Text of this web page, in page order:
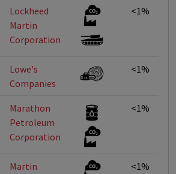
Lockheed
Martin
Corporation
<1%
Lowe's
Companies
<1%
Marathon
Petroleum
Corporation
<1%
Martin
<1%